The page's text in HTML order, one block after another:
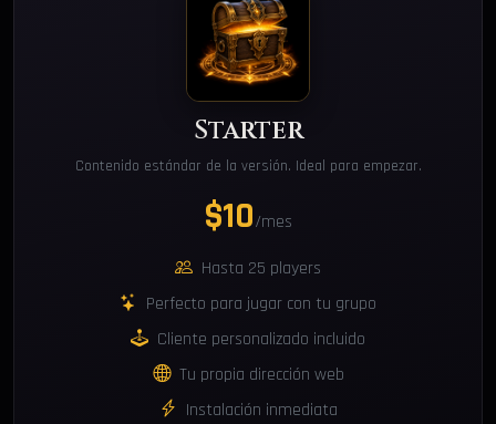
Starter
Contenido estándar de la versión. Ideal para empezar.
$10/mes
Hasta 25 players
Perfecto para jugar con tu grupo
Cliente personalizado incluido
Tu propia dirección web
Instalación inmediata